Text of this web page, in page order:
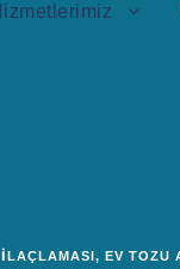
, EV TOZU